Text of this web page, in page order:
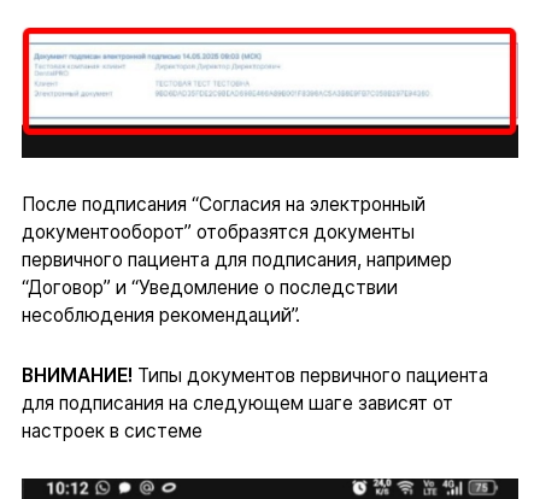
После подписания “Согласия на электронный
документооборот” отобразятся документы
первичного пациента для подписания, например
“Договор” и “Уведомление о последствии
несоблюдения рекомендаций”.
ВНИМАНИЕ! Типы документов первичного пациента
для подписания на следующем шаге зависят от
настроек в системе